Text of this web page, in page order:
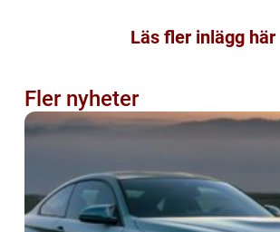
Läs fler inlägg här
Fler nyheter